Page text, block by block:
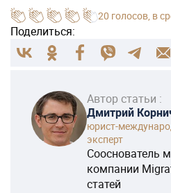
20 голосов, в
Поделиться:
Автор статьи :
Дмитрий
юрист-
эксперт
Сооснователь
компании
статей